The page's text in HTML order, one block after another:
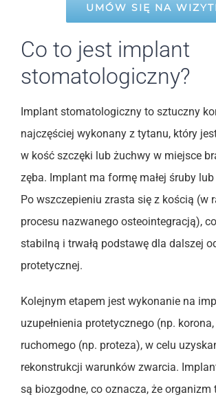
UMÓW SIĘ NA
Co to jest implant
stomatologiczny?
Implant stomatologiczny to sztuczny
najczęściej wykonany z tytanu, który
w kość szczęki lub żuchwy w miejsce
zęba. Implant ma formę małej śruby
Po wszczepieniu zrasta się z kością (w
procesu nazwanego osteointegracją),
stabilną i trwałą podstawę dla dalszej
protetycznej.
Kolejnym etapem jest wykonanie na
uzupełnienia protetycznego (np.
ruchomego (np. proteza), w celu
rekonstrukcji warunków zwarcia.
są biozgodne, co oznacza, że organizm